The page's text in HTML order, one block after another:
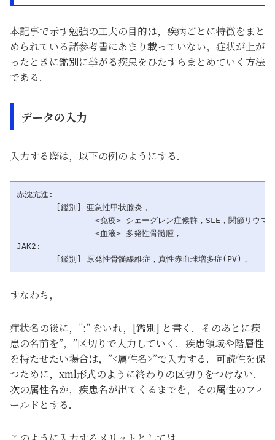
本記事で示す勉強の工夫の目的は，疾病ごとに特徴をまと
められている諸参考書にあまり載っていない，症状が上が
ったときに鑑別に挙がる疾患をひたすらまとめていく方法
である．
データの入力
入力する際は，以下の例のようにする．
赤沈亢進:
JAK2:
すなわち，
症状名の後に，”:” をいれ，[鑑別] と書く．そのあとに疾
患の名前を”，”区切りで入力していく．疾患領域や階層性
を持たせたい場合は，”<属性名>”で入力する．可読性を保
つために，xml形式のように終わりの区切りをつけない．
次の属性名か，疾患名が出てくるまでを，その属性のフィ
ールドとする．